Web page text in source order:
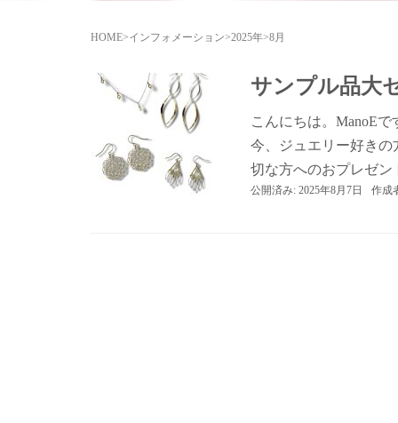
HOME>インフォメーション>2025年>8月
サンプル品大
こんにちは。ManoE
今、ジュエリー好き
切な方へのおプレゼ
公開済み: 2025年8月7日 作成